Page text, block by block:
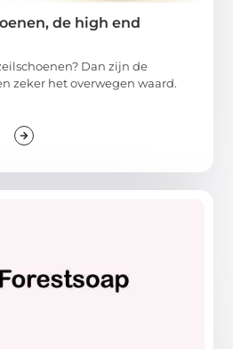
de high end
Dan zijn de
zeker het overwegen waard.